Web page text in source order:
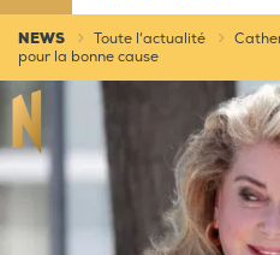
NEWS Toute l'actualité
pour la bonne cause